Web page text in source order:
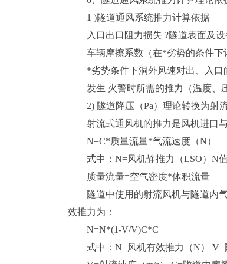
1 )隧道通风系统推力计算依据
入口出口阻力损失 ?隧道表面及
车辆摩擦系数（在*劣势的条件下
*劣势条件下洞外风速对出、入口
发生 火警时所需的推力（温度、
2) 隧道降压（Pa）理论转换为射
射流式通风机的推力是风机进口
N=C*质量流量*气流速度（N）
式中：N=风机静推力（LSO）N
质量流量=空气密度*体积流量
隧道中使用的射流风机与隧道内
效推力为：
N=N*(1-V/V)C*C
式中：N=风机有效推力（N） V=